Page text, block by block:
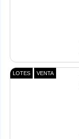
LOTES VENTA